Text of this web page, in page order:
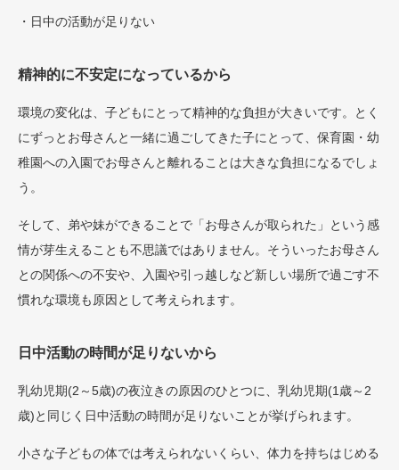
・日中の活動が足りない
精神的に不安定になっているから
環境の変化は、子どもにとって精神的な負担が大きいです。とく
にずっとお母さんと一緒に過ごしてきた子にとって、保育園・幼
稚園への入園でお母さんと離れることは大きな負担になるでしょ
う。
そして、弟や妹ができることで「お母さんが取られた」という感
情が芽生えることも不思議ではありません。そういったお母さん
との関係への不安や、入園や引っ越しなど新しい場所で過ごす不
慣れな環境も原因として考えられます。
日中活動の時間が足りないから
乳幼児期(2～5歳)の夜泣きの原因のひとつに、乳幼児期(1歳～2
歳)と同じく日中活動の時間が足りないことが挙げられます。
小さな子どもの体では考えられないくらい、体力を持ちはじめる